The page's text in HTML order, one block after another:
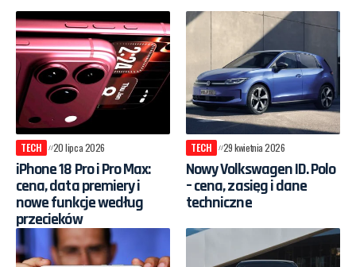
TECH 20 lipca 2026
iPhone 18 Pro i Pro Max:
cena, data premiery i
nowe funkcje według
przecieków
TECH 29 kwietnia 2026
Nowy Volkswagen ID. Polo
– cena, zasięg i dane
techniczne